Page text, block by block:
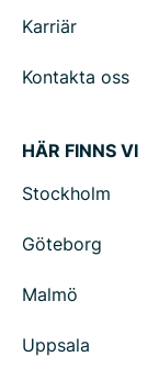
Karriär
Kontakta oss
HÄR FINNS VI
Stockholm
Göteborg
Malmö
Uppsala